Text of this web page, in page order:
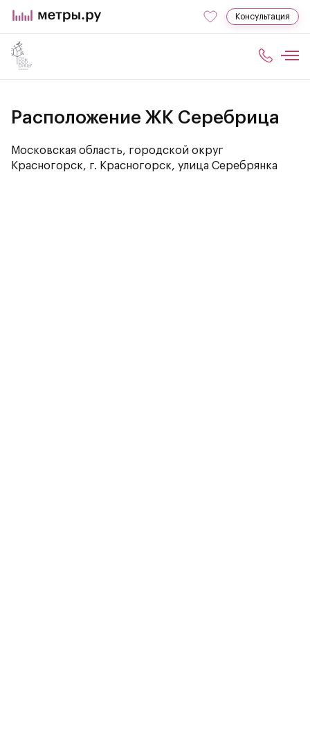
Консультация
Расположение ЖК Серебрица
Московская область, городской округ
Красногорск, г. Красногорск, улица Серебрянка